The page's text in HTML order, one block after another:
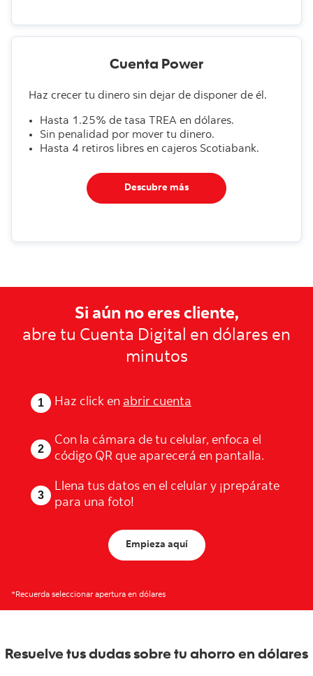
Cuenta Power
Haz crecer tu dinero sin dejar de disponer de él.
Hasta 1.25% de tasa TREA en dólares.
Sin penalidad por mover tu dinero.
Hasta 4 retiros libres en cajeros Scotiabank.
Descubre más
Si aún no eres cliente,
abre tu Cuenta Digital en dólares en
minutos
Haz click en abrir cuenta
Con la cámara de tu celular, enfoca el
código QR que aparecerá en pantalla.
Llena tus datos en el celular y ¡prepárate
para una foto!
Empieza aquí
*Recuerda seleccionar apertura en dólares
Resuelve tus dudas sobre tu ahorro en dólares